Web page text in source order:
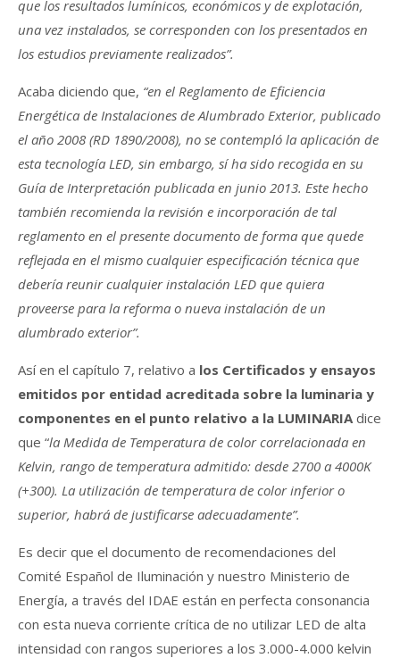
que los resultados lumínicos, económicos y de explotación,
una vez instalados, se corresponden con los presentados en
los estudios previamente realizados”.
Acaba diciendo que, “en el Reglamento de Eficiencia
Energética de Instalaciones de Alumbrado Exterior, publicado
el año 2008 (RD 1890/2008), no se contempló la aplicación de
esta tecnología LED, sin embargo, sí ha sido recogida en su
Guía de Interpretación publicada en junio 2013. Este hecho
también recomienda la revisión e incorporación de tal
reglamento en el presente documento de forma que quede
reflejada en el mismo cualquier especificación técnica que
debería reunir cualquier instalación LED que quiera
proveerse para la reforma o nueva instalación de un
alumbrado exterior”.
Así en el capítulo 7, relativo a los Certificados y ensayos
emitidos por entidad acreditada sobre la luminaria y
componentes en el punto relativo a la LUMINARIA dice
que “la Medida de Temperatura de color correlacionada en
Kelvin, rango de temperatura admitido: desde 2700 a 4000K
(+300). La utilización de temperatura de color inferior o
superior, habrá de justificarse adecuadamente”.
Es decir que el documento de recomendaciones del
Comité Español de Iluminación y nuestro Ministerio de
Energía, a través del IDAE están en perfecta consonancia
con esta nueva corriente crítica de no utilizar LED de alta
intensidad con rangos superiores a los 3.000-4.000 kelvin